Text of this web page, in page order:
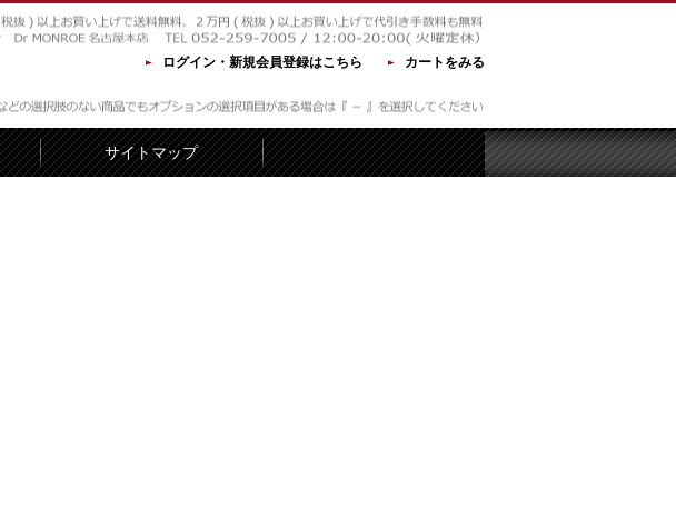
ログイン・新規会員登録はこちら カートをみる
サイトマップ